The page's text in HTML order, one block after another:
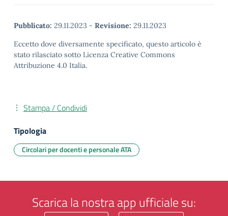
Pubblicato: 29.11.2023 - Revisione: 29.11.2023
Eccetto dove diversamente specificato, questo articolo è
stato rilasciato sotto Licenza Creative Commons
Attribuzione 4.0 Italia.
Stampa / Condividi
Tipologia
Circolari per docenti e personale ATA
Scarica la nostra app ufficiale su: